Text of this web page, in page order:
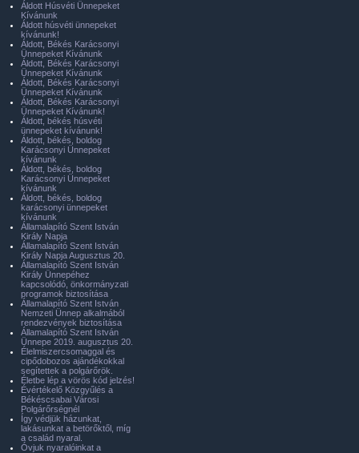
Áldott Húsvéti Ünnepeket
Kívánunk
Áldott húsvéti ünnepeket
kívánunk!
Áldott, Békés Karácsonyi
Ünnepeket Kívánunk
Áldott, Békés Karácsonyi
Ünnepeket Kívánunk
Áldott, Békés Karácsonyi
Ünnepeket Kívánunk
Áldott, Békés Karácsonyi
Ünnepeket Kívánunk!
Áldott, békés húsvéti
ünnepeket kívánunk!
Áldott, békés, boldog
Karácsonyi Ünnepeket
kívánunk
Áldott, békés, boldog
Karácsonyi Ünnepeket
kívánunk
Áldott, békés, boldog
karácsonyi ünnepeket
kívánunk
Államalapító Szent István
Király Napja
Államalapító Szent István
Király Napja Augusztus 20.
Államalapító Szent István
Király Ünnepéhez
kapcsolódó, önkormányzati
programok biztosítása
Államalapító Szent István
Nemzeti Ünnep alkalmából
rendezvények biztosítása
Államalapító Szent István
Ünnepe 2019. augusztus 20.
Élelmiszercsomaggal és
cipődobozos ajándékokkal
segítettek a polgárőrök.
Életbe lép a vörös kód jelzés!
Évértékelő Közgyűlés a
Békéscsabai Városi
Polgárőrségnél
Így védjük házunkat,
lakásunkat a betörőktől, míg
a család nyaral.
Óvjuk nyaralóinkat a